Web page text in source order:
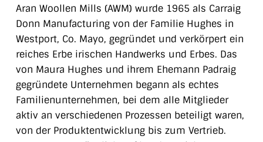
Aran Woollen Mills (AWM) wurde 1965 als Carraig
Donn Manufacturing von der Familie Hughes in
Westport, Co. Mayo, gegründet und verkörpert ein
reiches Erbe irischen Handwerks und Erbes. Das
von Maura Hughes und ihrem Ehemann Padraig
gegründete Unternehmen begann als echtes
Familienunternehmen, bei dem alle Mitglieder
aktiv an verschiedenen Prozessen beteiligt waren,
von der Produktentwicklung bis zum Vertrieb.